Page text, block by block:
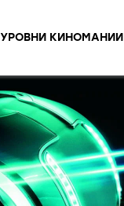
УРОВНИ КИНОМАНИИ